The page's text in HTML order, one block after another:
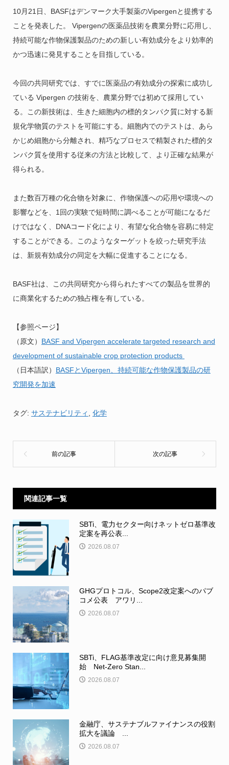
10月21日、BASFはデンマーク大手製薬のVipergenと提携する
ことを発表した。 Vipergenの医薬品技術を農業分野に応用し、
持続可能な作物保護製品のための新しい有効成分をより効率的
かつ迅速に発見することを目指している。
今回の共同研究では、すでに医薬品の有効成分の探索に成功し
ている Vipergen の技術を、農業分野では初めて採用してい
る。この新技術は、生きた細胞内の標的タンパク質に対する新
規化学物質のテストを可能にする。細胞内でのテストは、あら
かじめ細胞から分離され、精巧なプロセスで精製された標的タ
ンパク質を使用する従来の方法と比較して、より正確な結果が
得られる。
また数百万種の化合物を対象に、作物保護への応用や環境への
影響などを、1回の実験で短時間に調べることが可能になるだ
けではなく、DNAコード化により、有望な化合物を容易に特定
することができる。このようなターゲットを絞った研究手法
は、新規有効成分の同定を大幅に促進することになる。
BASF社は、この共同研究から得られたすべての製品を世界的
に商業化するための独占権を有している。
【参照ページ】
（原文） BASF and Vipergen accelerate targeted research and
development of sustainable crop protection products
（日本語訳） BASFとVipergen、持続可能な作物保護製品の研
究開発を加速
タグ: サステナビリティ 化学
関連記事一覧
SBTi、電力セクター向けネットゼロ基準改
定案を再公表...
2026.08.07
GHGプロトコル、Scope2改定案へのパブ
コメ公表 アワリ...
2026.08.07
SBTi、FLAG基準改定に向け意見募集開
始 Net-Zero Stan...
2026.08.07
金融庁、サステナブルファイナンスの役割
拡大を議論 ...
2026.08.07